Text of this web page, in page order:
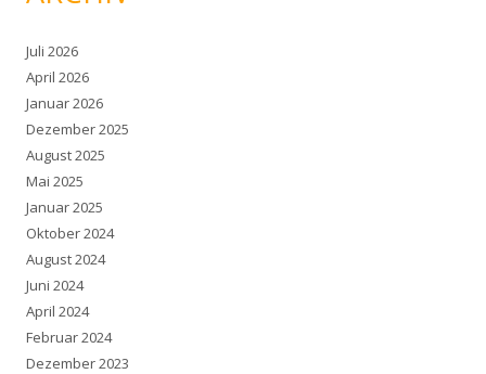
Juli 2026
April 2026
Januar 2026
Dezember 2025
August 2025
Mai 2025
Januar 2025
Oktober 2024
August 2024
Juni 2024
April 2024
Februar 2024
Dezember 2023